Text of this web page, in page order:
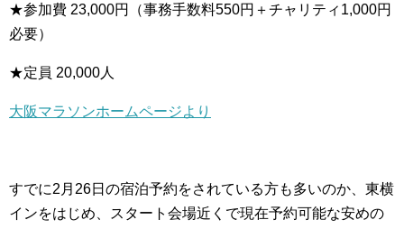
★参加費 23,000円（事務手数料550円＋チャリティ1,000円
必要）
★定員 20,000人
大阪マラソンホームページより
すでに2月26日の宿泊予約をされている方も多いのか、東横
インをはじめ、スタート会場近くで現在予約可能な安めの